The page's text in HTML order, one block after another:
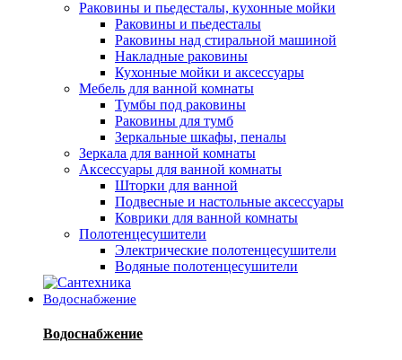
Раковины и пьедесталы, кухонные мойки
Раковины и пьедесталы
Раковины над стиральной машиной
Накладные раковины
Кухонные мойки и аксессуары
Мебель для ванной комнаты
Тумбы под раковины
Раковины для тумб
Зеркальные шкафы, пеналы
Зеркала для ванной комнаты
Аксессуары для ванной комнаты
Шторки для ванной
Подвесные и настольные аксессуары
Коврики для ванной комнаты
Полотенцесушители
Электрические полотенцесушители
Водяные полотенцесушители
Водоснабжение
Водоснабжение